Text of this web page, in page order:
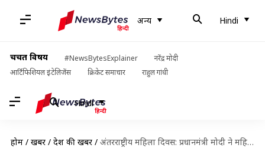
अन्य Hindi
चर्चित विषय #NewsBytesExplainer
नरेंद्र मोदी
आर्टिफिशियल इंटेलिजेंस
क्रिकेट समाचार राहुल गांधी
Hindi
होम / खबरें / देश की खबरें / अंतरराष्ट्रीय महिला दिवस: प्रधानमंत्री मोदी ने महिलाओं को सौंपे अपने सोशल मीडिया अकाउंट्स